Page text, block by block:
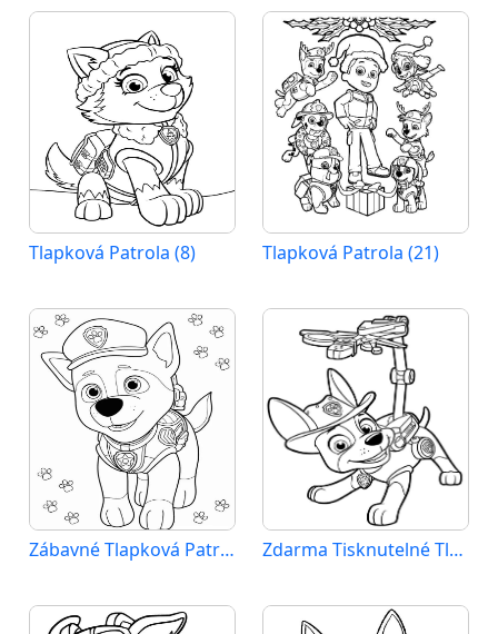
Tlapková Patrola (8) Tlapková Patrola (21)
Zábavné Tlapková Patrola Zdarma Tisknutelné Tlapková Patrola